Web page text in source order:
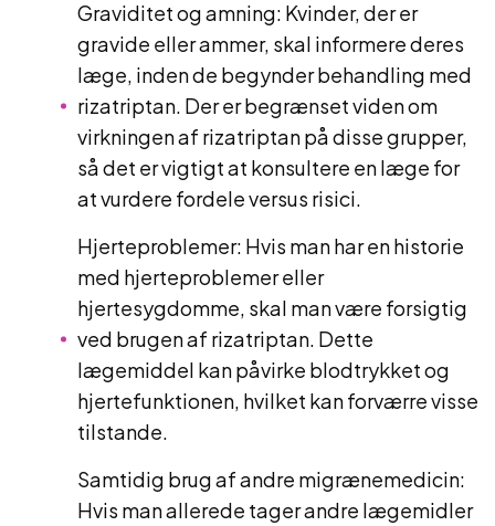
Graviditet og amning: Kvinder, der er
gravide eller ammer, skal informere deres
læge, inden de begynder behandling med
rizatriptan. Der er begrænset viden om
virkningen af rizatriptan på disse grupper,
så det er vigtigt at konsultere en læge for
at vurdere fordele versus risici.
Hjerteproblemer: Hvis man har en historie
med hjerteproblemer eller
hjertesygdomme, skal man være forsigtig
ved brugen af rizatriptan. Dette
lægemiddel kan påvirke blodtrykket og
hjertefunktionen, hvilket kan forværre visse
tilstande.
Samtidig brug af andre migrænemedicin:
Hvis man allerede tager andre lægemidler